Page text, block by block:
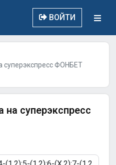
ВОЙТИ
суперэкспресс ФОНБЕТ
на суперэкспресс